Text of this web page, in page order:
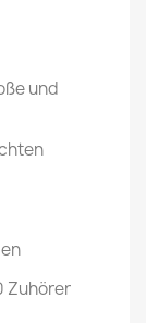
und
Zuhörer